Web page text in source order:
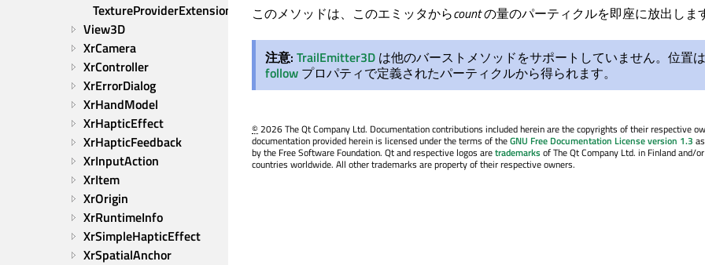
TextureProviderExtension
View3D
XrCamera
XrController
XrErrorDialog
XrHandModel
XrHapticEffect
XrHapticFeedback
XrInputAction
XrItem
XrOrigin
XrRuntimeInfo
XrSimpleHapticEffect
XrSpatialAnchor
このメソッドは、このエミッタからcountの量のパーティクルを即座に放出しま
注意: TrailEmitter3D は他のバーストメソッドをサポートしていません。位置
follow プロパティで定義されたパーティクルから得られます。
©2026 The Qt Company Ltd. Documentation contributions included herein are the copyrights of their respective
documentation provided herein is licensed under the terms of theGNU Free Documentation License version 1.3
by the Free Software Foundation. Qt and respective logos aretrademarksof The Qt Company Ltd. in Finland and/
countries worldwide. All other trademarks are property of their respective owners.